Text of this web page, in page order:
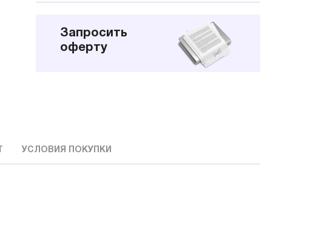
Запросить
оферту
УСЛОВИЯ ПОКУПКИ